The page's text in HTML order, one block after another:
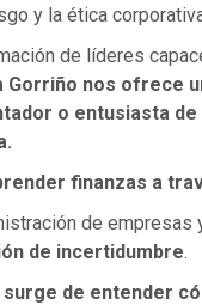
y la ética
de líderes
Gorriño nos ofrece
o entusiasta
finanzas a
de
de incertidumbre.
de entender